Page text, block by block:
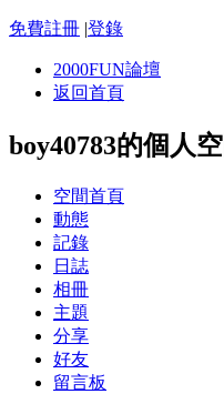
免費註冊 |登錄
2000FUN論壇
返回首頁
boy40783的個人
空間首頁
動態
記錄
日誌
相冊
主題
分享
好友
留言板